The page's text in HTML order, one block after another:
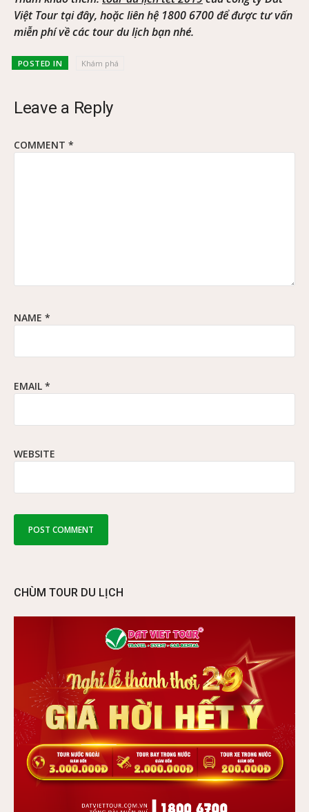
Việt Tour tại đây, hoặc liên hệ 1800 6700 để được tư vấn
miễn phí về các tour du lịch bạn nhé.
POSTED IN Khám phá
Leave a Reply
COMMENT *
NAME *
EMAIL *
WEBSITE
CHÙM TOUR DU LỊCH